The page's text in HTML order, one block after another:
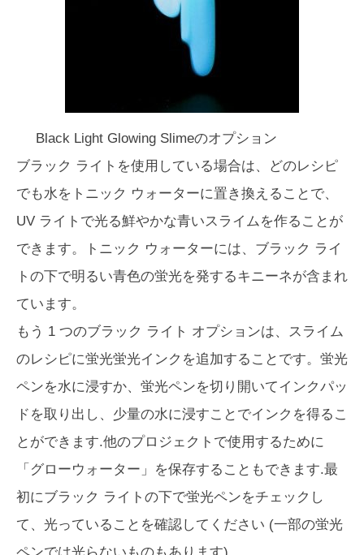
Black Light Glowing Slimeのオプション
ブラック ライトを使用している場合は、どのレシピ
でも水をトニック ウォーターに置き換えることで、
UV ライトで光る鮮やかな青いスライムを作ることが
できます。トニック ウォーターには、ブラック ライ
トの下で明るい青色の蛍光を発するキニーネが含まれ
ています。
もう 1 つのブラック ライト オプションは、スライム
のレシピに蛍光蛍光インクを追加することです。蛍光
ペンを水に浸すか、蛍光ペンを切り開いてインクパッ
ドを取り出し、少量の水に浸すことでインクを得るこ
とができます.他のプロジェクトで使用するために
「グローウォーター」を保存することもできます.最
初にブラック ライトの下で蛍光ペンをチェックし
て、光っていることを確認してください (一部の蛍光